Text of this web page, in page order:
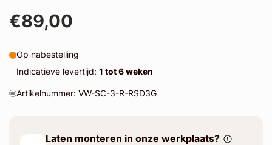
€89,00
Op nabestelling
Indicatieve levertijd: 1 tot 6 weken
Artikelnummer: VW-SC-3-R-RSD3G
Laten monteren in onze werkplaats?